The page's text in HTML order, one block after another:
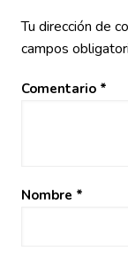
Tu dirección de
campos
Comentario *
Nombre *